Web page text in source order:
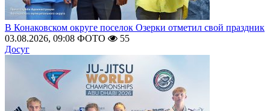
В Конаковском округе поселок Озерки отметил свой праздник
03.08.2026, 09:08 ФОТО
55
Досуг